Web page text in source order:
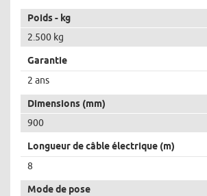
Poids - kg
2.500 kg
Garantie
2 ans
Dimensions (mm)
900
Longueur de câble électrique (m)
8
Mode de pose